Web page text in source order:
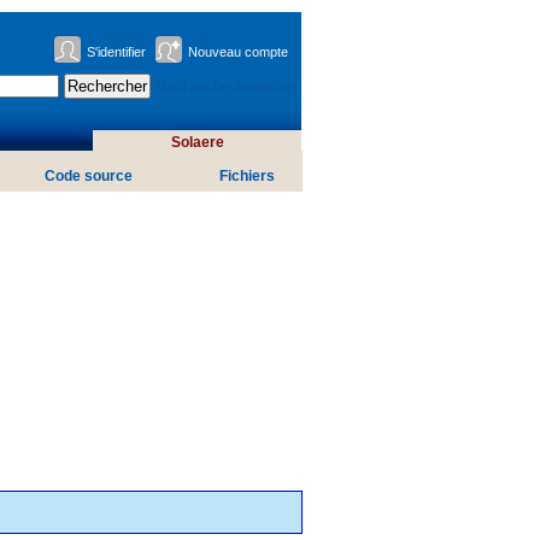
S'identifier Nouveau compte
Solaere
Code source Fichiers